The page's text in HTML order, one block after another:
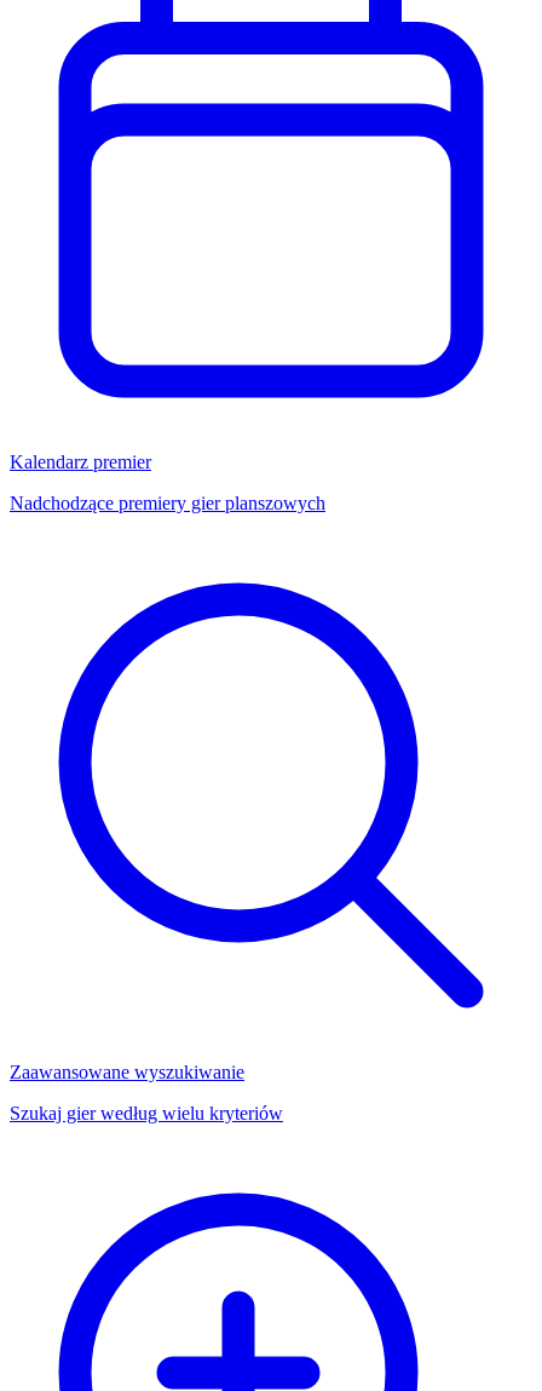
Kalendarz premier
Nadchodzące premiery gier planszowych
Zaawansowane wyszukiwanie
Szukaj gier według wielu kryteriów